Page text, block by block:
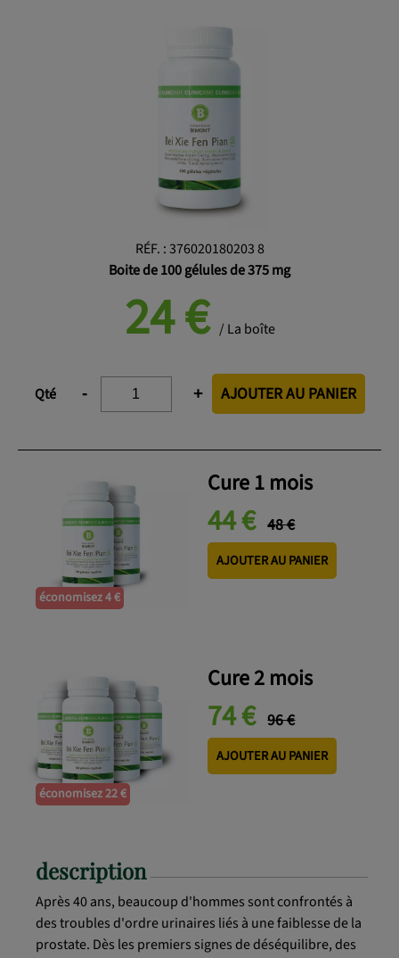
RÉF. :376020180203 8
Boite de 100 gélules de 375 mg
24€ / La boîte
Qté - + AJOUTER AU PANIER
économisez 4 €
Cure 1 mois
44 € 48 €
AJOUTER AU PANIER
économisez 22 €
Cure 2 mois
74 € 96 €
AJOUTER AU PANIER
description
Après 40 ans, beaucoup d'hommes sont confrontés à
des troubles d'ordre urinaires liés à une faiblesse de la
prostate. Dès les premiers signes de déséquilibre, des